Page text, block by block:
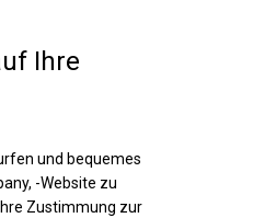
m
Ihre
und bequemes
-Website zu
Zustimmung zur